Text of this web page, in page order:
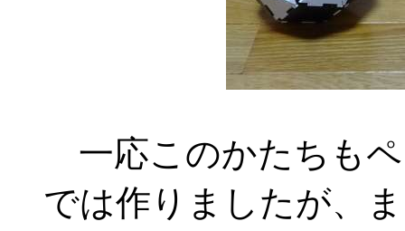
一応このかたちも
では作りましたが、